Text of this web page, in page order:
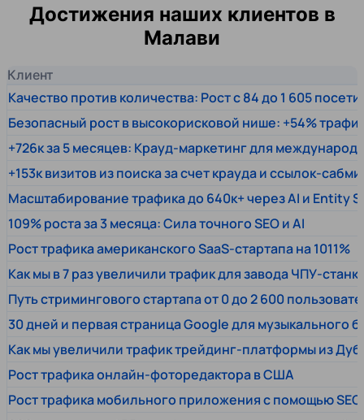
Достижения наших клиентов в
Малави
Клиент
Качество против количества: Рост с 84 до 1 605
Безопасный рост в высокорисковой нише: +54%
+726к за 5 месяцев: Крауд-маркетинг для
+153к визитов из поиска за счет крауда и ссылок-
Масштабирование трафика до 640к+ через AI и Entity
109% роста за 3 месяца: Сила точного SEO и AI
Рост трафика американского SaaS-стартапа на 1011%
Как мы в 7 раз увеличили трафик для завода ЧПУ-
Путь стримингового стартапа от 0 до 2 600
30 дней и первая страница Google для музыкального
Как мы увеличили трафик трейдинг-платформы из
Рост трафика онлайн-фоторедактора в США
Рост трафика мобильного приложения с помощью SEO